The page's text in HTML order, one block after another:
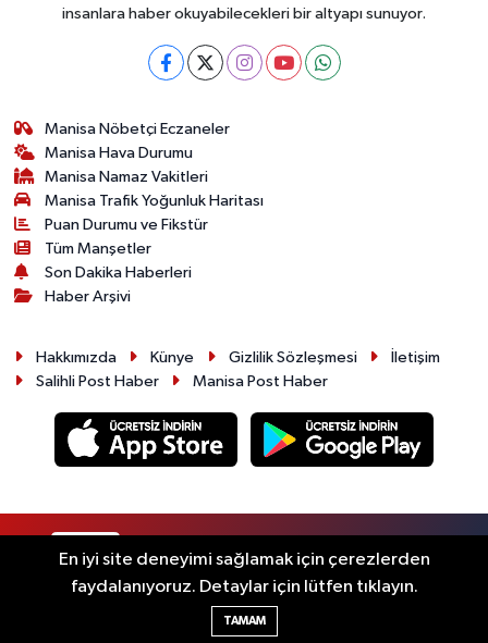
insanlara haber okuyabilecekleri bir altyapı sunuyor.
Manisa Nöbetçi Eczaneler
Manisa Hava Durumu
Manisa Namaz Vakitleri
Manisa Trafik Yoğunluk Haritası
Puan Durumu ve Fikstür
Tüm Manşetler
Son Dakika Haberleri
Haber Arşivi
Hakkımızda Künye Gizlilik Sözleşmesi
İletişim
Salihli Post Haber
Manisa Post Haber
Haber Yazılımı:
En iyi site deneyimi sağlamak için çerezlerden
faydalanıyoruz. Detaylar için lütfen tıklayın.
TAMAM